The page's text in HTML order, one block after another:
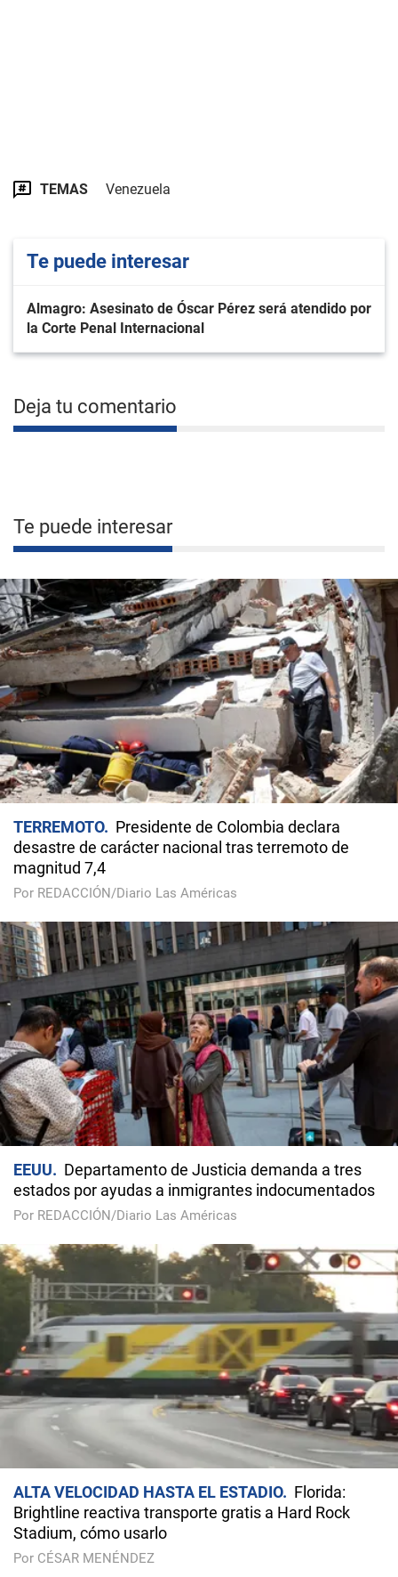
TEMAS Venezuela
Te puede interesar
Almagro: Asesinato de Óscar Pérez será atendido por
la Corte Penal Internacional
Deja tu comentario
Te puede interesar
TERREMOTO
Presidente de Colombia declara
desastre de carácter nacional tras terremoto de
magnitud 7,4
Por REDACCIÓN/Diario Las Américas
EEUU
Departamento de Justicia demanda a tres
estados por ayudas a inmigrantes indocumentados
Por REDACCIÓN/Diario Las Américas
ALTA VELOCIDAD HASTA EL ESTADIO
Florida:
Brightline reactiva transporte gratis a Hard Rock
Stadium, cómo usarlo
Por CÉSAR MENÉNDEZ